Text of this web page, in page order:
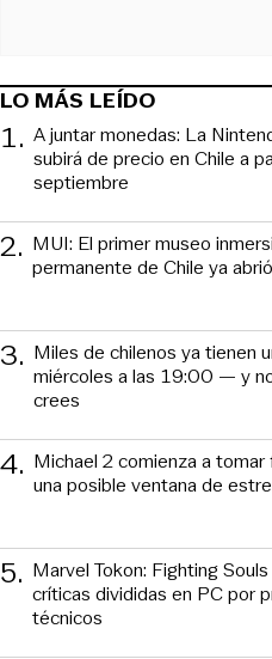
LO MÁS LEÍDO
1. A juntar monedas: La
subirá de precio en Chile a
septiembre
2. MUI: El primer museo
permanente de Chile ya
3. Miles de chilenos ya tienen
miércoles a las 19:00 — y
crees
4. Michael 2 comienza a
una posible ventana de
5. Marvel Tokon: Fighting
críticas divididas en PC por
técnicos